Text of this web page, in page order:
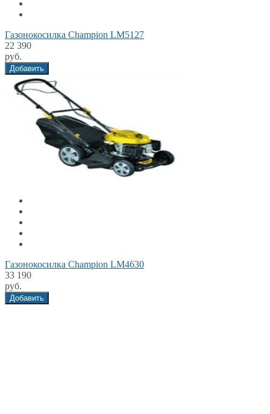
Газонокосилка Champion LM5127
22 390
руб.
Добавить
Газонокосилка Champion LM4630
33 190
руб.
Добавить